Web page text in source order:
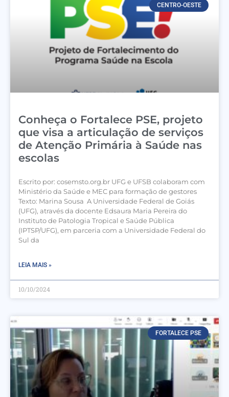
CENTRO-OESTE
Conheça o Fortalece PSE, projeto
que visa a articulação de serviços
de Atenção Primária à Saúde nas
escolas
Escrito por: cosemsto.org.br UFG e UFSB colaboram com
Ministério da Saúde e MEC para formação de gestores
Texto: Marina Sousa A Universidade Federal de Goiás
(UFG), através da docente Edsaura Maria Pereira do
Instituto de Patologia Tropical e Saúde Pública
(IPTSP/UFG), em parceria com a Universidade Federal do
Sul da
LEIA MAIS »
10/10/2024
FORTALECE PSE